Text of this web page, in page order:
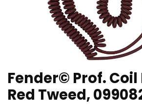
Fender© Prof.
Red Tweed,